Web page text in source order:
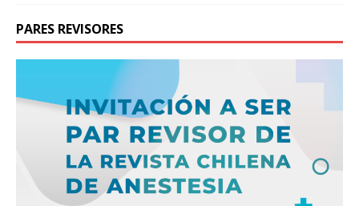
PARES REVISORES